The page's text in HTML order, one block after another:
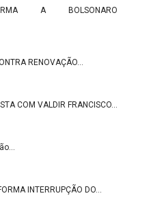
A BOLSONARO
RENOVAÇÃO…
COM VALDIR FRANCISCO…
INTERRUPÇÃO DO…